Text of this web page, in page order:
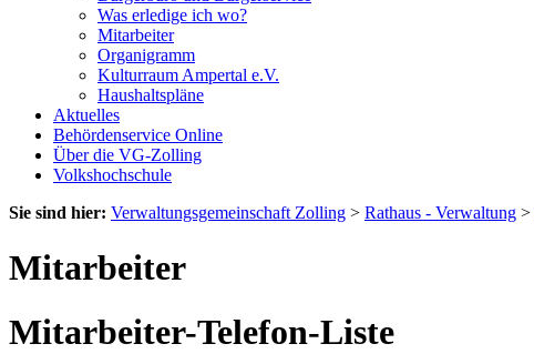
Was erledige ich wo?
Mitarbeiter
Organigramm
Kulturraum Ampertal e.V.
Haushaltspläne
Aktuelles
Behördenservice Online
Über die VG-Zolling
Volkshochschule
Sie sind hier: Verwaltungsgemeinschaft Zolling > Rathaus - Verwaltung >
Mitarbeiter
Mitarbeiter-Telefon-Liste